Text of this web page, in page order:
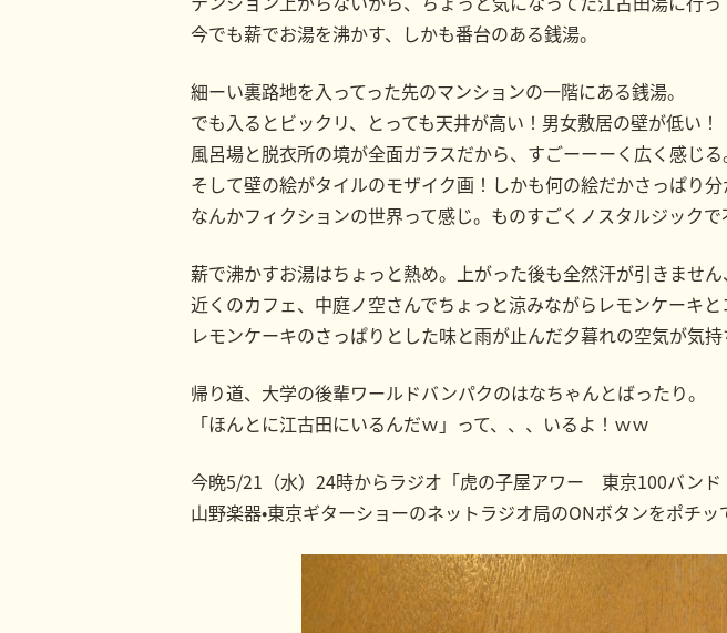
今でも薪でお湯を沸かす、しかも番台のある銭湯。
細ーい裏路地を入ってった先のマンションの一階にある銭湯。
でも入るとビックリ、とっても天井が高い！男女敷居の壁が低い！
風呂場と脱衣所の境が全面ガラスだから、すごーーーく広く感じる
そして壁の絵がタイルのモザイク画！しかも何の絵だかさっぱり
なんかフィクションの世界って感じ。ものすごくノスタルジックで
薪で沸かすお湯はちょっと熱め。上がった後も全然汗が引きません
近くのカフェ、中庭ノ空さんでちょっと涼みながらレモンケーキと
レモンケーキのさっぱりとした味と雨が止んだ夕暮れの空気が気持
帰り道、大学の後輩ワールドバンパクのはなちゃんとばったり。
「ほんとに江古田にいるんだｗ」って、、、いるよ！ｗｗ
今晩5/21（水）24時からラジオ「虎の子屋アワー 東京100バンド
山野楽器•東京ギターショーのネットラジオ局のONボタンをポチ